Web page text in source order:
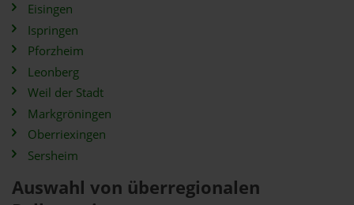
Eisingen
Ispringen
Pforzheim
Leonberg
Weil der Stadt
Markgröningen
Oberriexingen
Sersheim
Auswahl von überregionalen